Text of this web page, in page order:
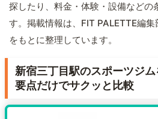
探したり、料金・体験・設備などの
す。掲載情報は、FIT PALETTE編
をもとに整理しています。
新宿三丁目駅のスポーツジム
要点だけでサクッと比較